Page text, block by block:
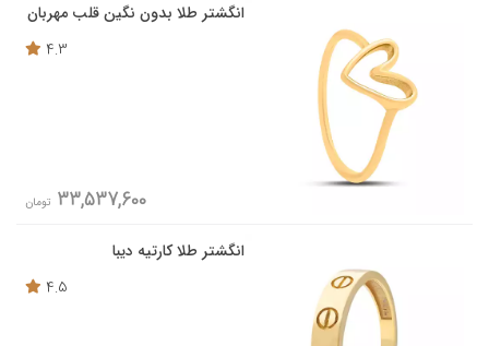
انگشتر طلا بدون نگین قلب مهربان
4.3
33,537,600 تومان
انگشتر طلا کارتیه دیبا
4.5